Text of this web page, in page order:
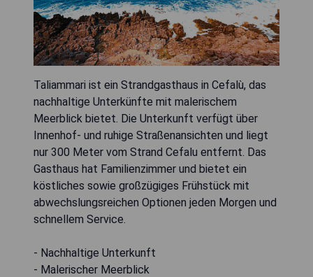
Taliammari ist ein Strandgasthaus in Cefalù, das
nachhaltige Unterkünfte mit malerischem
Meerblick bietet. Die Unterkunft verfügt über
Innenhof- und ruhige Straßenansichten und liegt
nur 300 Meter vom Strand Cefalu entfernt. Das
Gasthaus hat Familienzimmer und bietet ein
köstliches sowie großzügiges Frühstück mit
abwechslungsreichen Optionen jeden Morgen und
schnellem Service.
- Nachhaltige Unterkunft
- Malerischer Meerblick